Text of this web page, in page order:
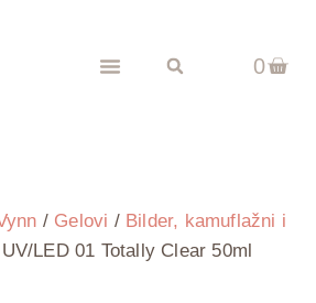
0
/ Gelovi / Bilder, kamuflažni i
LED 01 Totally Clear 50ml